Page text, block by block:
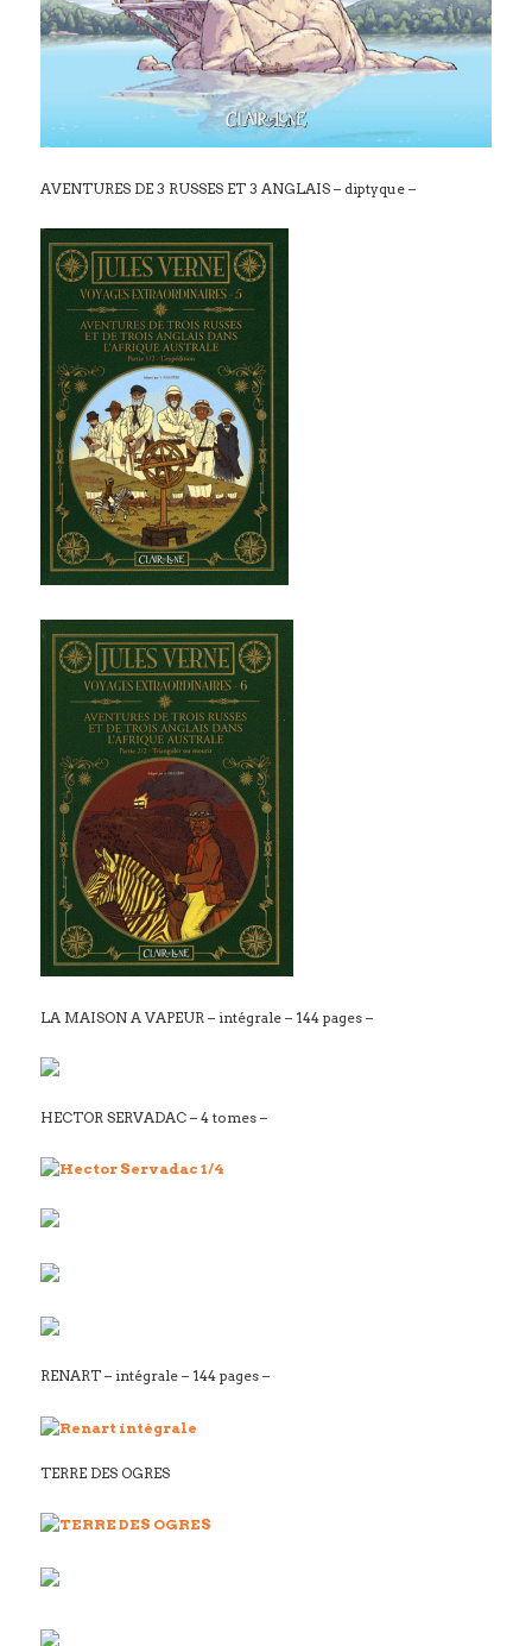
AVENTURES DE 3 RUSSES ET 3 ANGLAIS – diptyque –
LA MAISON A VAPEUR – intégrale – 144 pages –
HECTOR SERVADAC – 4 tomes –
RENART – intégrale – 144 pages –
TERRE DES OGRES